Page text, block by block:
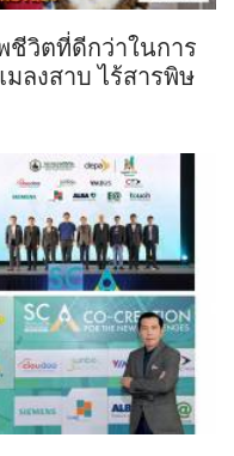
ชีวิตที่ดีกว่าในการ
ลงสาบ ไร้สารพิษ